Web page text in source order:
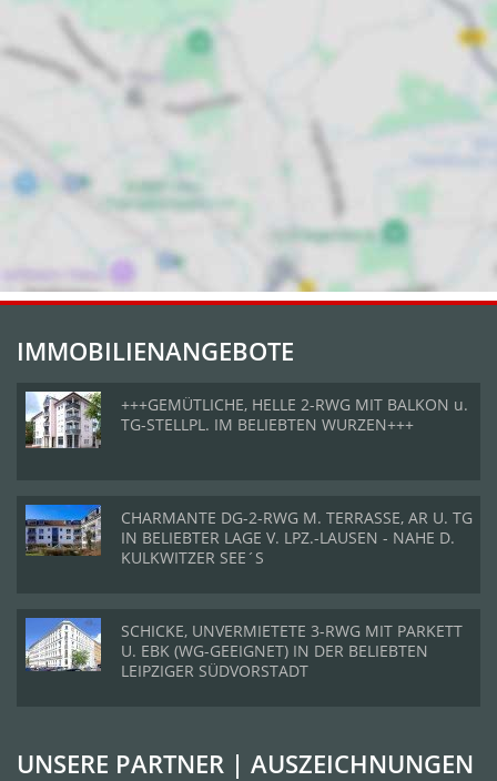
IMMOBILIENANGEBOTE
+++GEMÜTLICHE, HELLE 2-RWG MIT BALKON u.
TG-STELLPL. IM BELIEBTEN WURZEN+++
CHARMANTE DG-2-RWG M. TERRASSE, AR U. TG
IN BELIEBTER LAGE V. LPZ.-LAUSEN - NAHE D.
KULKWITZER SEE´S
SCHICKE, UNVERMIETETE 3-RWG MIT PARKETT
U. EBK (WG-GEEIGNET) IN DER BELIEBTEN
LEIPZIGER SÜDVORSTADT
UNSERE PARTNER | AUSZEICHNUNGEN